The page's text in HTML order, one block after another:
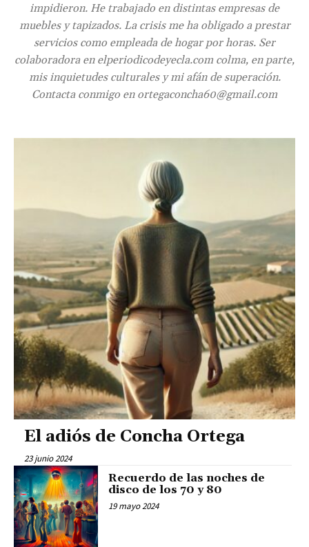
impidieron. He trabajado en distintas empresas de
muebles y tapizados. La crisis me ha obligado a prestar
servicios como empleada de hogar por horas. Ser
colaboradora en elperiodicodeyecla.com colma, en parte,
mis inquietudes culturales y mi afán de superación.
Contacta conmigo en ortegaconcha60@gmail.com
El adiós de Concha Ortega
23 junio 2024
Recuerdo de las noches de
disco de los 70 y 80
19 mayo 2024